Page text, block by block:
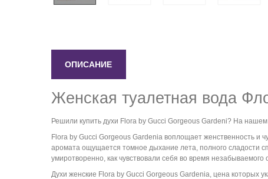
ОПИСАНИЕ
Женская туалетная вода
Решили купить духи Flora by Gucci Gorgeous Gardeni? На
Flora by Gucci Gorgeous Gardenia воплощает женственность и
аромата ощущается томное дыхание лета, полного сладости
умиротворенно, как чувствовали себя во время незабываемого
Духи женские Flora by Gucci Gorgeous Gardenia, цена которых